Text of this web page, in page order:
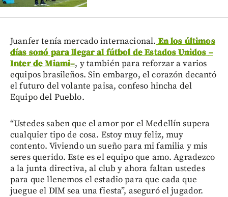
Juanfer tenía mercado internacional. En los últimos
días sonó para llegar al fútbol de Estados Unidos –
Inter de Miami–, y también para reforzar a varios
equipos brasileños. Sin embargo, el corazón decantó
el futuro del volante paisa, confeso hincha del
Equipo del Pueblo.
“Ustedes saben que el amor por el Medellín supera
cualquier tipo de cosa. Estoy muy feliz, muy
contento. Viviendo un sueño para mi familia y mis
seres querido. Este es el equipo que amo. Agradezco
a la junta directiva, al club y ahora faltan ustedes
para que llenemos el estadio para que cada que
juegue el DIM sea una fiesta”, aseguró el jugador.